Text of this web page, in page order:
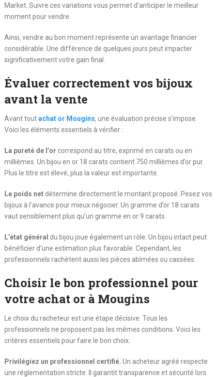
Market. Suivre ces variations vous permet d’anticiper le meilleur
moment pour vendre.
Ainsi, vendre au bon moment représente un avantage financier
considérable. Une différence de quelques jours peut impacter
significativement votre gain final.
Évaluer correctement vos bijoux
avant la vente
Avant toutachat or Mougins, une évaluation précise s’impose.
Voici les éléments essentiels à vérifier :
La pureté de l’or correspond au titre, exprimé en carats ou en
millièmes. Un bijou en or 18 carats contient 750 millièmes d’or pur.
Plus le titre est élevé, plus la valeur est importante.
Le poids netdétermine directement le montant proposé. Pesez vos
bijoux à l’avance pour mieux négocier. Un gramme d’or 18 carats
vaut sensiblement plus qu’un gramme en or 9 carats.
L’état général du bijou joue également un rôle. Un bijou intact peut
bénéficier d’une estimation plus favorable. Cependant, les
professionnels rachètent aussi les pièces abîmées ou cassées.
Choisir le bon professionnel pour
votre achat or à Mougins
Le choix du racheteur est une étape décisive. Tous les
professionnels ne proposent pas les mêmes conditions. Voici les
critères essentiels pour faire le bon choix.
Privilégiez un professionnel certifié. Un acheteur agréé respecte
une réglementation stricte. Il garantit transparence et sécurité lors